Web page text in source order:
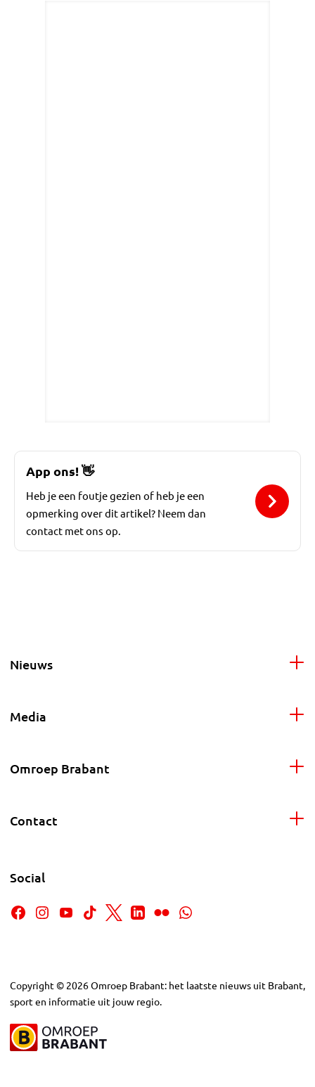
App ons!👋
Heb je een foutje gezien of heb je een
opmerking over dit artikel? Neem dan
contact met ons op.
Nieuws
Media
Omroep Brabant
Contact
Social
Copyright © 2026Omroep Brabant: het laatste nieuws uit Brabant,
sport en informatie uit jouw regio.